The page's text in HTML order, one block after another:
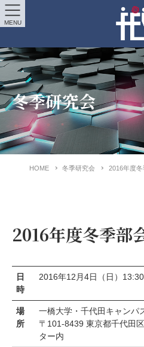
冬季研究会
HOME 冬季研究会 2016年度
2016年度冬季部
日
時
2016年12月4日（日）
場
所
一橋大学・千代田キャン
〒101-8439 東京都千代田
ター内
MENU